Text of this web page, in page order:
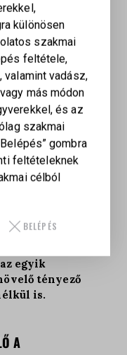
,
az elsütőt.
lövészetet,
a
nélküli
és
egyik
tényező
is.
A
különösen
szakmai
feltétele,
valamint vadász,
más módon
és az
szakmai
gombra
feltételeknek
célból
BELÉPÉS